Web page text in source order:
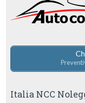
Italia NCC